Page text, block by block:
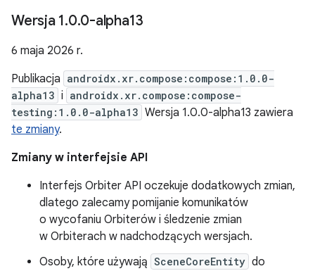
Wersja 1.0.0-alpha13
6 maja 2026 r.
Publikacja androidx.xr.compose:compose:1.0.0-
alpha13 i androidx.xr.compose:compose-
testing:1.0.0-alpha13 Wersja 1.0.0-alpha13 zawiera
te zmiany.
Zmiany w interfejsie API
Interfejs Orbiter API oczekuje dodatkowych zmian,
dlatego zalecamy pomijanie komunikatów
o wycofaniu Orbiterów i śledzenie zmian
w Orbiterach w nadchodzących wersjach.
Osoby, które używają SceneCoreEntity do